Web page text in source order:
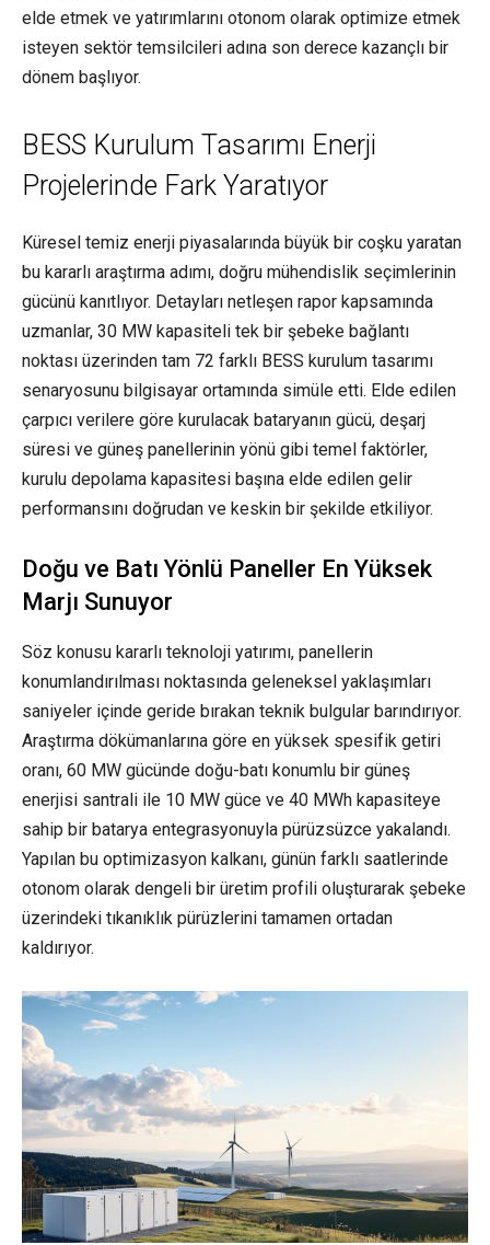
elde etmek ve yatırımlarını otonom olarak optimize etmek
isteyen sektör temsilcileri adına son derece kazançlı bir
dönem başlıyor.
BESS Kurulum Tasarımı Enerji
Projelerinde Fark Yaratıyor
Küresel temiz enerji piyasalarında büyük bir coşku yaratan
bu kararlı araştırma adımı, doğru mühendislik seçimlerinin
gücünü kanıtlıyor. Detayları netleşen rapor kapsamında
uzmanlar, 30 MW kapasiteli tek bir şebeke bağlantı
noktası üzerinden tam 72 farklı BESS kurulum tasarımı
senaryosunu bilgisayar ortamında simüle etti. Elde edilen
çarpıcı verilere göre kurulacak bataryanın gücü, deşarj
süresi ve güneş panellerinin yönü gibi temel faktörler,
kurulu depolama kapasitesi başına elde edilen gelir
performansını doğrudan ve keskin bir şekilde etkiliyor.
Doğu ve Batı Yönlü Paneller En Yüksek
Marjı Sunuyor
Söz konusu kararlı teknoloji yatırımı, panellerin
konumlandırılması noktasında geleneksel yaklaşımları
saniyeler içinde geride bırakan teknik bulgular barındırıyor.
Araştırma dökümanlarına göre en yüksek spesifik getiri
oranı, 60 MW gücünde doğu-batı konumlu bir güneş
enerjisi santrali ile 10 MW güce ve 40 MWh kapasiteye
sahip bir batarya entegrasyonuyla pürüzsüzce yakalandı.
Yapılan bu optimizasyon kalkanı, günün farklı saatlerinde
otonom olarak dengeli bir üretim profili oluşturarak şebeke
üzerindeki tıkanıklık pürüzlerini tamamen ortadan
kaldırıyor.